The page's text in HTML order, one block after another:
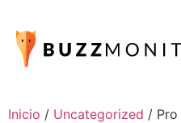
Inicio / Uncategorized / Pro